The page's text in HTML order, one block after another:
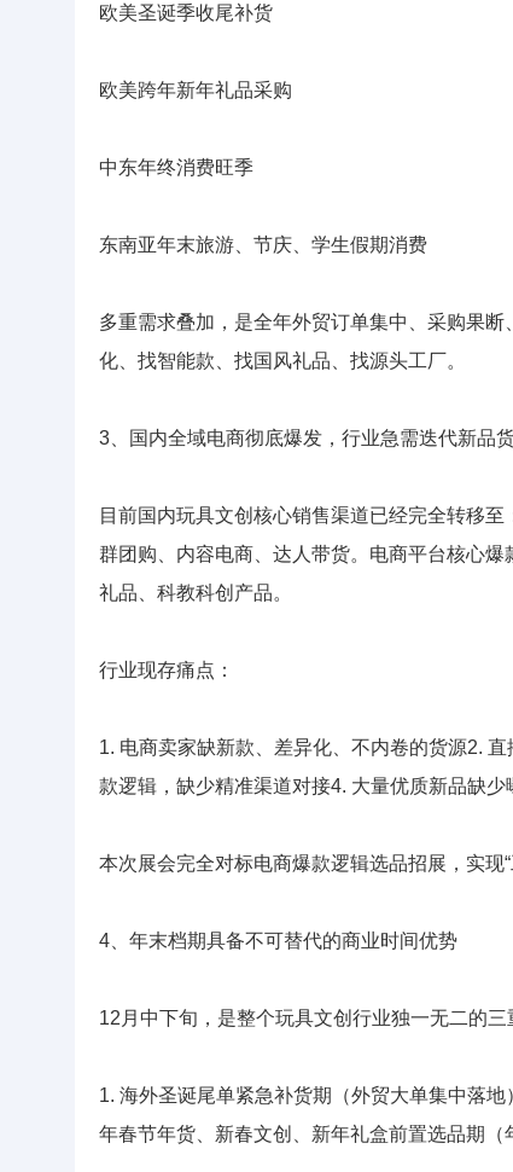
欧美圣诞季收尾补货
欧美跨年新年礼品采购
中东年终消费旺季
东南亚年末旅游、节庆、学生假期消费
多重需求叠加，是全年外贸订单集中、采购果
化、找智能款、找国风礼品、找源头工厂。
3、国内全域电商彻底爆发，行业急需迭代新品
目前国内玩具文创核心销售渠道已经完全转移
群团购、内容电商、达人带货。电商平台核心
礼品、科教科创产品。
行业现存痛点：
1. 电商卖家缺新款、差异化、不内卷的货源2.
款逻辑，缺少精准渠道对接4. 大量优质新品缺
本次展会完全对标电商爆款逻辑选品招展，实现
4、年末档期具备不可替代的商业时间优势
12月中下旬，是整个玩具文创行业独一无二的三
1. 海外圣诞尾单紧急补货期（外贸大单集中落
年春节年货、新春文创、新年礼盒前置选品期（